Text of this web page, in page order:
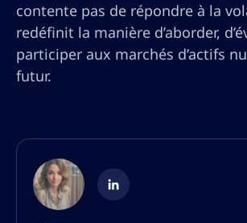
contente pas de répondre à la
redéfinit la manière d’aborder,
participer aux marchés d’actifs
futur.